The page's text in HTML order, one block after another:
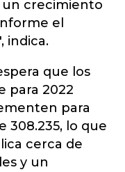
crecimiento
el
indica.
que los
para 2022
para
308.235, lo que
cerca de
y un